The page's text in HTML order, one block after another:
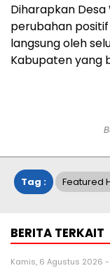
Diharapkan
perubahan
langsung oleh
Kabupaten yang
Tag : Featured
BERITA TERKAIT
Kamis, 6 Agustus 2026 -